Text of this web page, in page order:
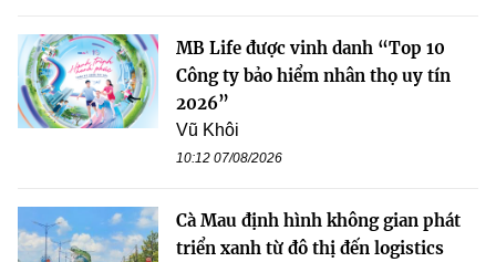
MB Life được vinh danh “Top 10
Công ty bảo hiểm nhân thọ uy tín
2026”
Vũ Khôi
10:12 07/08/2026
Cà Mau định hình không gian phát
triển xanh từ đô thị đến logistics